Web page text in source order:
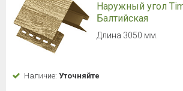
Наружный угол
Балтийская
Длина 3050 мм.
Наличие: Уточняйте